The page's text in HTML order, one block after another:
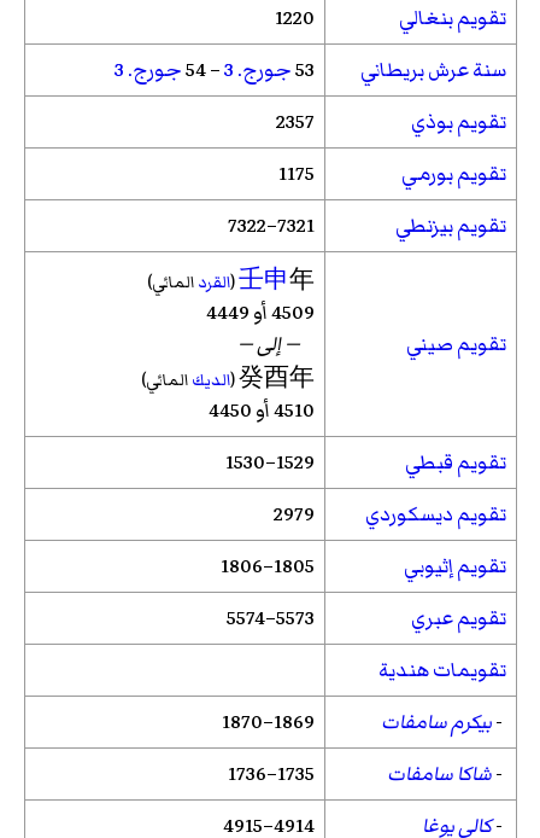
تقويم بنغالي
1220
سنة عرش بريطاني
53جورج. 3 – 54
جورج. 3
تقويم بوذي
2357
تقويم بورمي
1175
تقويم بيزنطي
7321–7322
تقويم صيني
壬申年
(القردالمائي)
4509 أو 4449
— إلى —
癸酉年
(الديكالمائي)
4510 أو 4450
تقويم قبطي
1529–1530
تقويم ديسكوردي
2979
تقويم إثيوبي
1805–1806
تقويم عبري
5573–5574
تقويمات هندية
-بيكرم سامفات
1869–1870
-شاكا سامفات
1735–1736
-كالي يوغا 4914–4915